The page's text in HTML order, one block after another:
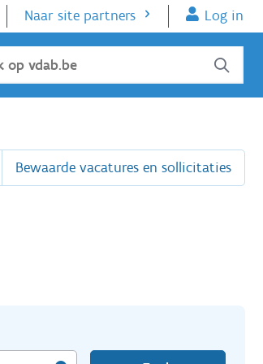
Naar site partners Log in
Bewaarde vacatures en sollicitaties